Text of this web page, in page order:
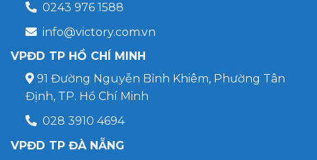
0243 976 1588
info@victory.com.vn
VPĐD TP HỒ CHÍ MINH
91 Đường Nguyễn Bỉnh Khiêm, Phường Tân
Định, TP. Hồ Chí Minh
028 3910 4694
VPĐD TP ĐÀ NẴNG